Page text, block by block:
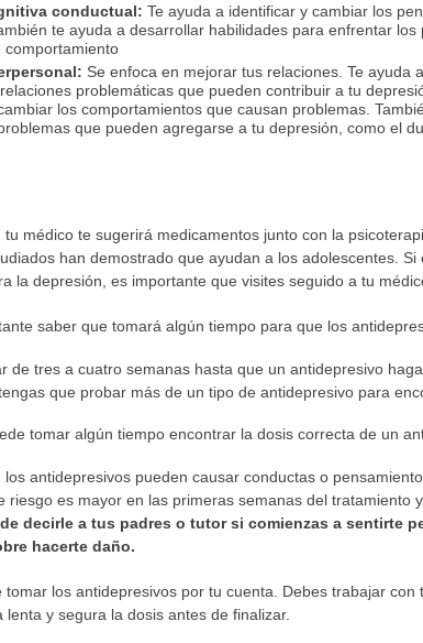
conductual: Te ayuda a identificar y cambiar los
te ayuda a desarrollar habilidades para enfrentar los
comportamiento
Se enfoca en mejorar tus relaciones. Te ayuda
problemáticas que pueden contribuir a tu
los comportamientos que causan problemas.
que pueden agregarse a tu depresión, como el
tu médico te sugerirá medicamentos junto con la
han demostrado que ayudan a los adolescentes. Si
la depresión, es importante que visites seguido a tu
saber que tomará algún tiempo para que los
de tres a cuatro semanas hasta que un antidepresivo
que probar más de un tipo de antidepresivo para
tomar algún tiempo encontrar la dosis correcta de un
los antidepresivos pueden causar conductas o
riesgo es mayor en las primeras semanas del tratamiento
decirle a tus padres o tutor si comienzas a sentirte
hacerte daño.
tomar los antidepresivos por tu cuenta. Debes trabajar con
lenta y segura la dosis antes de finalizar.